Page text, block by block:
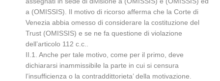
a (OMISSIS). Il motivo di ricorso afferma che la Corte di
Venezia abbia omesso di considerare la costituzione del
Trust (OMISSIS) e se ne fa questione di violazione
dell’articolo 112 c.c..
II.1. Anche per tale motivo, come per il primo, deve
dichiararsi inammissibile la parte in cui si censura
l’insufficienza o la contraddittorieta’ della motivazione.